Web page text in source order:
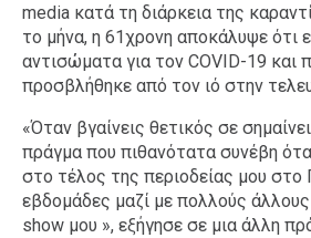
media κατά τη διάρκεια της
το μήνα, η 61χρονη αποκάλυψε ότι
αντισώματα για τον COVID-19 και
προσβλήθηκε από τον ιό στην
«Όταν βγαίνεις θετικός σε
πράγμα που πιθανότατα συνέβη
στο τέλος της περιοδείας μου στο
εβδομάδες μαζί με πολλούς
show μου », εξήγησε σε μια άλλη